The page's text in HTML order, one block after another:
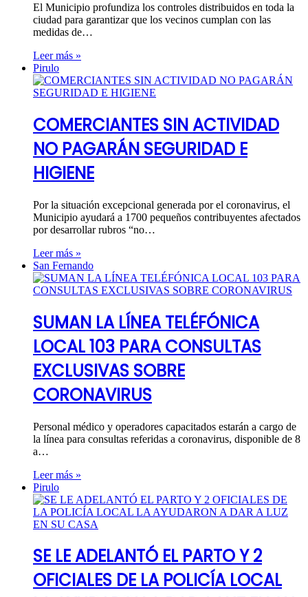
El Municipio profundiza los controles distribuidos en toda la
ciudad para garantizar que los vecinos cumplan con las
medidas de…
Leer más »
Pirulo
COMERCIANTES SIN ACTIVIDAD
NO PAGARÁN SEGURIDAD E
HIGIENE
Por la situación excepcional generada por el coronavirus, el
Municipio ayudará a 1700 pequeños contribuyentes afectados
por desarrollar rubros “no…
Leer más »
San Fernando
SUMAN LA LÍNEA TELÉFÓNICA
LOCAL 103 PARA CONSULTAS
EXCLUSIVAS SOBRE
CORONAVIRUS
Personal médico y operadores capacitados estarán a cargo de
la línea para consultas referidas a coronavirus, disponible de 8
a…
Leer más »
Pirulo
SE LE ADELANTÓ EL PARTO Y 2
OFICIALES DE LA POLICÍA LOCAL